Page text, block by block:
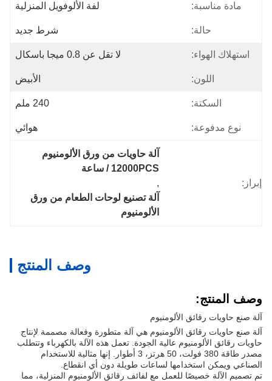
مادة مناسبة: لفة الألوفويل المنزلية
حالة: شرط جديد
استهلاك الهواء: لا تقل عن 0.8 ميجا باسكال
اللون: الأبيض
السكتة: 240 ملم
نوع مدفوعة: هوائي
إبراز:
آلة حاويات من ورق الألومنيوم
12000PCS / ساعة
,
آلة تصنيع لوحات الطعام من ورق
الألومنيوم
وصف المنتج
وصف المنتج:
آلة صنع حاويات رقائق الألومنيوم
آلة صنع حاويات رقائق الألومنيوم هي آلة متطورة وفعالة مصممة لإنتاج
حاويات رقائق الألومنيوم عالية الجودة. تعمل هذه الآلة بالكهرباء وتتطلب
مصدر طاقة 380 فولت، 50 هرتز، 3 أطوار. إنها مثالية للاستخدام
الصناعي ويمكن استخدامها لساعات طويلة دون أي انقطاع.
تم تصميم الآلة خصيصًا للعمل مع لفائف رقائق الألومنيوم المنزلية، مما